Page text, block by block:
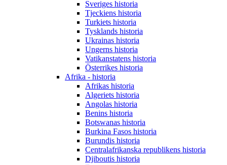
Sveriges historia
Tjeckiens historia
Turkiets historia
Tysklands historia
Ukrainas historia
Ungerns historia
Vatikanstatens historia
Österrikes historia
Afrika - historia
Afrikas historia
Algeriets historia
Angolas historia
Benins historia
Botswanas historia
Burkina Fasos historia
Burundis historia
Centralafrikanska republikens historia
Djiboutis historia